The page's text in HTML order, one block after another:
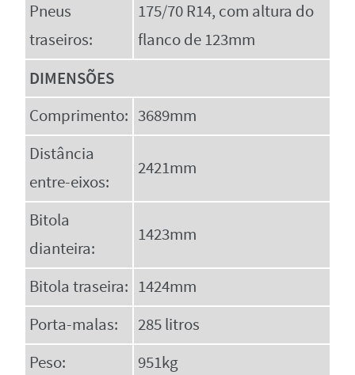
Pneus
traseiros:
175/70 R14, com altura do
flanco de 123mm
DIMENSÕES
Comprimento: 3689mm
Distância
entre-eixos:
2421mm
Bitola
dianteira:
1423mm
Bitola traseira: 1424mm
Porta-malas:
285 litros
Peso:
951kg